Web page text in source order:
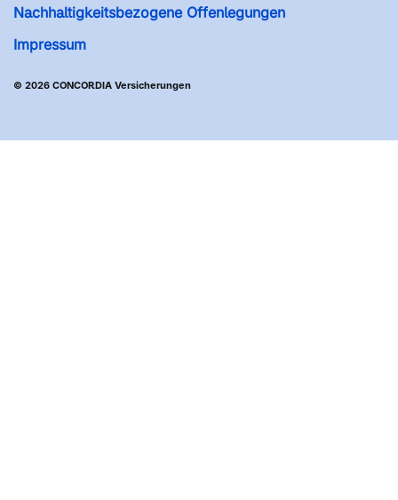
Nachhaltigkeitsbezogene Offenlegungen
Impressum
© 2026 CONCORDIA Versicherungen